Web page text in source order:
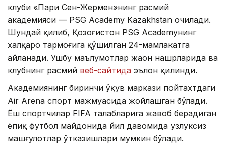
клуби «Пари Сен-Жермен»нинг расмий
академияси — PSG Academy Kazakhstan очилади.
Шундай қилиб, Қозоғистон PSG Academyнинг
халқаро тармоғига қўшилган 24-мамлакатга
айланади. Ушбу маълумотлар жаҳон нашрларида ва
клубнинг расмий веб-сайтида эълон қилинди.
Академиянинг биринчи ўқув маркази пойтахтдаги
Air Arena спорт мажмуасида жойлашган бўлади.
Ёш спортчилар FIFA талабларига жавоб берадиган
ёпиқ футбол майдонида йил давомида узлуксиз
машғулотлар ўтказишлари мумкин бўлади.